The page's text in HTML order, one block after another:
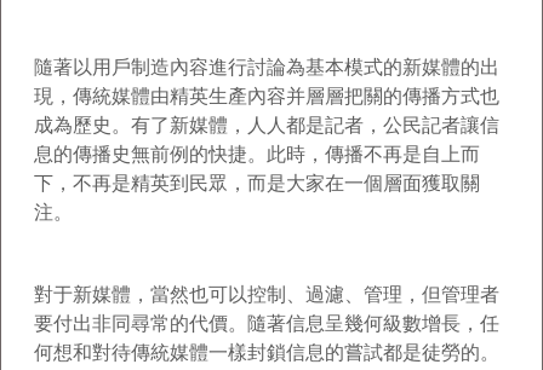
隨著以用戶制造內容進行討論為基本模式的新媒體的出
現，傳統媒體由精英生產內容并層層把關的傳播方式也
成為歷史。有了新媒體，人人都是記者，公民記者讓信
息的傳播史無前例的快捷。此時，傳播不再是自上而
下，不再是精英到民眾，而是大家在一個層面獲取關
注。
對于新媒體，當然也可以控制、過濾、管理，但管理者
要付出非同尋常的代價。隨著信息呈幾何級數增長，任
何想和對待傳統媒體一樣封鎖信息的嘗試都是徒勞的。